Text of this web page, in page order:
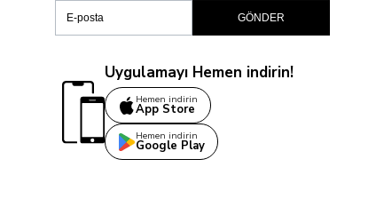
GÖNDER
Uygulamayı Hemen indirin!
Hemen indirin
App Store
Hemen indirin
Google Play